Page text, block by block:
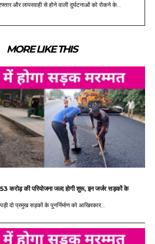
और लापरवाही से होने वाली दुर्घटनाओं को रोकने के...
MORE LIKE THIS
करोड़ की परियोजना जल्द होगी शुरू, इन जर्जर सड़कों के
दो प्रमुख सड़कों के पुनर्निर्माण को आखिरकार...